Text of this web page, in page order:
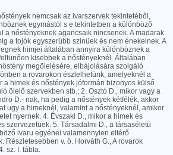
nemcsak az ivarszervek tekintetéből,
egymástól s e tekintetben a különböző
nőstényeknek agancsaik nincsenek. A madarak
a tojók egyszerübb szinüek és nem énekelnek. A
himjei általában annyira különböznek a
kisebbek a nőstényeknél. Általában
megölelésére, elbájolására szolgáló
a rovarokon észlelhetünk, amelyeknél a
a himek és nőstények jóformán bizonyos külső
ölelő szervekben stb.; 2. Osztó D., mikor vagy a
D.- nak, ha pedig a nőstények kétfélék, akkor
ugy a himeknél, valamint a nőstényeknél, amikor
nyernek. 4. Évszaki D., mikor a himek és
szervezetüek. 5. Társadalmi D., a társaséletü
ivaru egyénei valamennyien eltérő
v. ö. Horváth G., A rovarok
sz. I. tábla.